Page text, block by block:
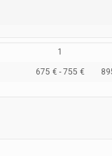
1
675 € - 755 €